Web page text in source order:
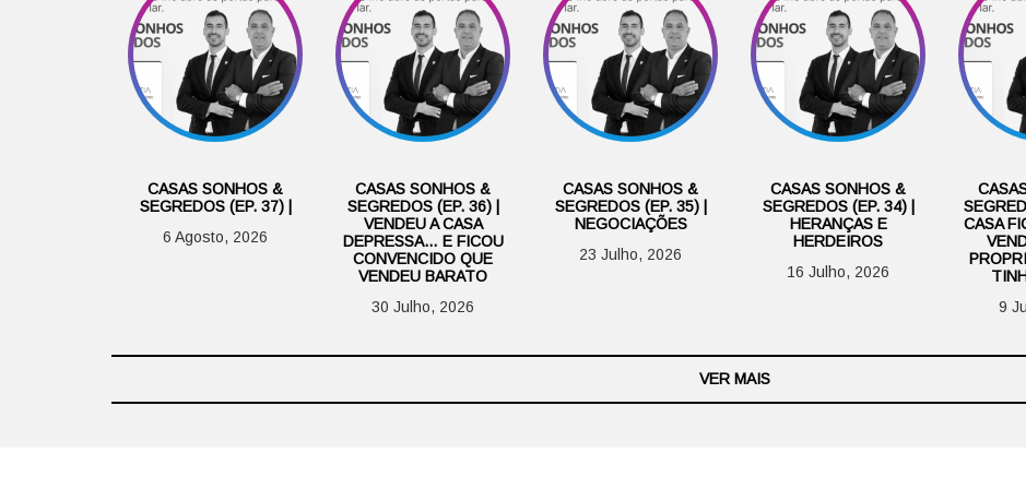
CASAS SONHOS &
SEGREDOS (EP. 37) |
6 Agosto, 2026
CASAS SONHOS &
SEGREDOS (EP. 36) |
VENDEU A CASA
DEPRESSA… E FICOU
CONVENCIDO QUE
VENDEU BARATO
30 Julho, 2026
CASAS SONHOS &
SEGREDOS (EP. 35) |
NEGOCIAÇÕES
23 Julho, 2026
CASAS SONHOS &
SEGREDOS (EP. 34) |
HERANÇAS E
HERDEIROS
16 Julho, 2026
CASA
9
VER MAIS